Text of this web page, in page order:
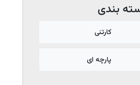
بندی
کارتنی
پارچه ای